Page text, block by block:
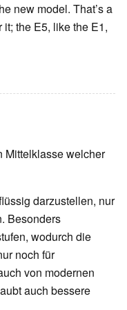
new model. That’s a
it; the E5, like the E1,
Mittelklasse welcher
darzustellen, nur
Besonders
wodurch die
noch für
von modernen
auch bessere